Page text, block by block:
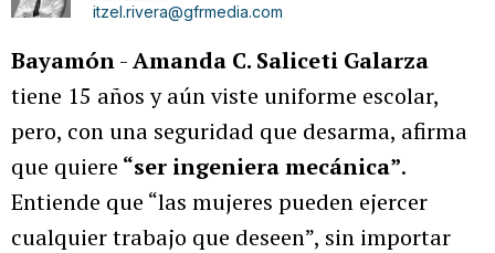
itzel.rivera@gfrmedia.com
Bayamón-Amanda C. Saliceti Galarza
tiene 15 años y aún viste uniforme escolar,
pero, con una seguridad que desarma, afirma
que quiere “ser ingeniera mecánica”.
Entiende que “las mujeres pueden ejercer
cualquier trabajo que deseen”, sin importar